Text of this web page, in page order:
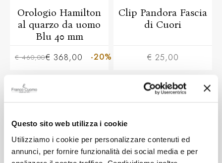
Questo sito web utilizza i cookie
Utilizziamo i cookie per personalizzare contenuti ed
annunci, per fornire funzionalità dei social media e per
Orologio Hamilton
al quarzo da uomo
Blu 40 mm
€ 460,00€ 368,00 -20%
Clip Pandora Fascia
di Cuori
€ 25,00